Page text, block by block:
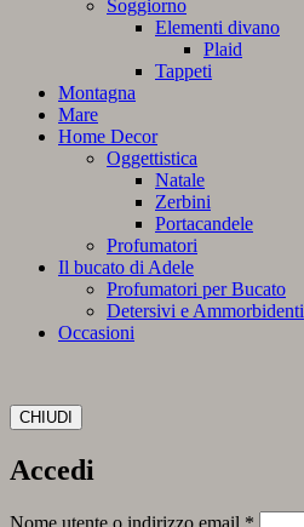
Soggiorno
Elementi divano
Plaid
Tappeti
Montagna
Mare
Home Decor
Oggettistica
Natale
Zerbini
Portacandele
Profumatori
Il bucato di Adele
Profumatori per Bucato
Detersivi e Ammorbidenti
Occasioni
CHIUDI
Accedi
Nome utente o indirizzo email *